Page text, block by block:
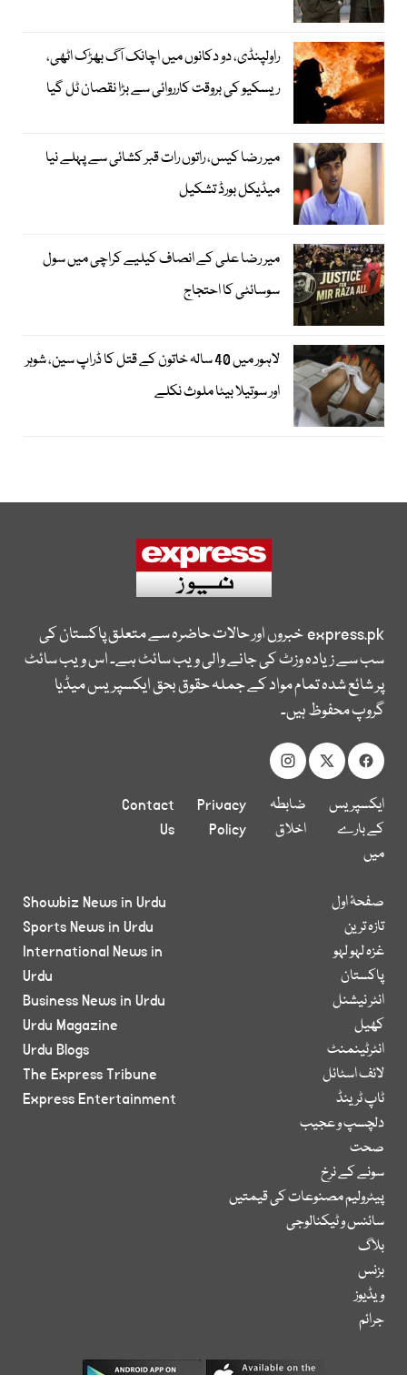
راولپنڈی، دو دکانوں میں اچانک آگ بھڑک اٹھی،
ریسکیو کی بروقت کارروائی سے بڑا نقصان ٹل گیا
میر رضا کیس، راتوں رات قبر کشائی سے پہلے نیا
میڈیکل بورڈ تشکیل
میر رضا علی کے انصاف کیلیے کراچی میں سول
سوسائٹی کا احتجاج
لاہور میں 40 سالہ خاتون کے قتل کا ڈراپ سین، شوہر
اور سوتیلا بیٹا ملوث نکلے
express.pkخبروں اور حالات حاضرہ سے متعلق پاکستان کی
سب سے زیادہ وزٹ کی جانے والی ویب سائٹ ہے۔ اس ویب سائٹ
پر شائع شدہ تمام مواد کے جملہ حقوق بحق ایکسپریس میڈیا
گروپ محفوظ ہیں۔
ایکسپریس
کے بارے
میں
ضابطہ
اخلاق
Privacy
Policy
Contact
Us
صفحۂ اول
تازہ ترین
غزہ لہو لہو
پاکستان
انٹر نیشنل
کھیل
انٹرٹینمنٹ
لائف اسٹائل
ٹاپ ٹرینڈ
دلچسپ و عجیب
صحت
سونے کے نرخ
پیٹرولیم مصنوعات کی قیمتیں
سائنس و ٹیکنالوجی
بلاگ
بزنس
ویڈیوز
جرائم
Showbiz News in Urdu
Sports News in Urdu
International News in
Urdu
Business News in Urdu
Urdu Magazine
Urdu Blogs
The Express Tribune
Express Entertainment